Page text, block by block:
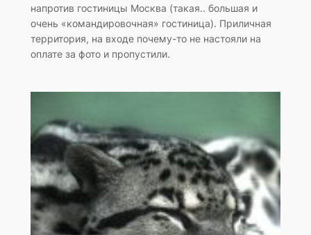
напротив гостиницы Москва (такая.. большая и
очень «командировочная» гостиница). Приличная
территория, на входе почему-то не настояли на
оплате за фото и пропустили.